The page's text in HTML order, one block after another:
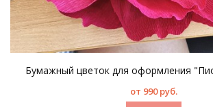
Бумажный цветок для оформления
от 990 руб.